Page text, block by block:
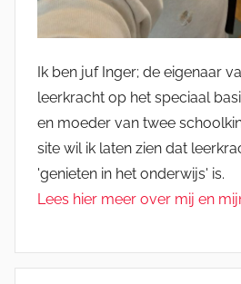
Ik ben juf Inger; de eigenaar
leerkracht op het speciaal
en moeder van twee
site wil ik laten zien dat
'genieten in het onderwijs' is.
Lees hier meer over mij en